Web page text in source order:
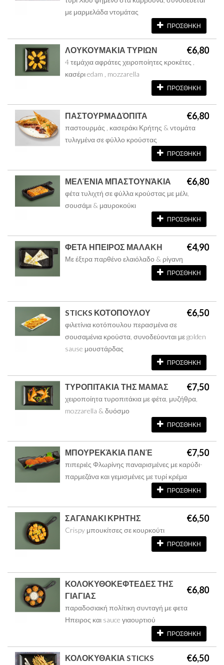
με μαρμελάδα ντομάτας
ΠΡΟΣΘΗΚΗ
ΛΟΥΚΟΥΜΑΚΙΑ ΤΥΡΙΩΝ €6,80
4 τεμάχια αφράτες χειροποίητες κροκέτες ,
κασέρι edam , mozzarella
ΠΡΟΣΘΗΚΗ
ΠΑΣΤΟΥΡΜΑΔΌΠΙΤΑ €6,80
παστουρμάς , κασεράκι Κρήτης & ντομάτα
τυλιγμένα σε φύλλο κρούστας
ΠΡΟΣΘΗΚΗ
ΜΕΛΈΝΙΑ ΜΠΑΣΤΟΥΝΆΚΙΑ €6,80
φέτα τυλιχτή σε φύλλα κρούστας με μέλι,
σουσάμι & μαυροκούκι
ΠΡΟΣΘΗΚΗ
ΦΕΤΑ ΗΠΕΙΡΟΣ ΜΑΛΑΚΗ €4,90
Με έξτρα παρθένο ελαιόλαδο & ρίγανη
ΠΡΟΣΘΗΚΗ
STICKS ΚΟΤΟΠΟΥΛΟΥ €6,50
φιλετίνια κοτόπουλου περασμένα σε
σουσαμένια κρούστα, συνοδεύονται με golden
sause μουστάρδας
ΠΡΟΣΘΗΚΗ
ΤΥΡΟΠΙΤΑΚΙΑ ΤΗΣ ΜΑΜΑΣ €7,50
χειροποίητα τυροπιτάκια με φέτα, μυζήθρα,
mozzarella & δυόσμο
ΠΡΟΣΘΗΚΗ
ΜΠΟΥΡΕΚΆΚΙΑ ΠΑΝΈ €7,50
πιπεριές Φλωρίνης παναρισμένες με καρύδι-
παρμεζάνα και γεμισμένες με τυρί κρέμα
ΠΡΟΣΘΗΚΗ
ΣΑΓΑΝΑΚΙ ΚΡΗΤΗΣ €6,50
Crispy μπουκίτσες σε κουρκούτι
ΠΡΟΣΘΗΚΗ
ΚΟΛΟΚΥΘΟΚΕΦΤΕΔΕΣ ΤΗΣ
ΓΙΑΓΙΑΣ
€6,80
παραδοσιακή πολίτικη συνταγή με φετα
Ηπειρος και sauce γιαουρτιού
ΠΡΟΣΘΗΚΗ
ΚΟΛΟΚΥΘΑΚΙΑ STICKS €6,50